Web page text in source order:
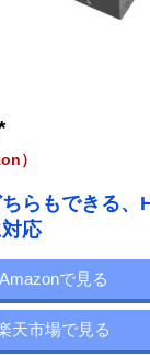
）
らもできる、
応
Amazonで見る
天市場で見る